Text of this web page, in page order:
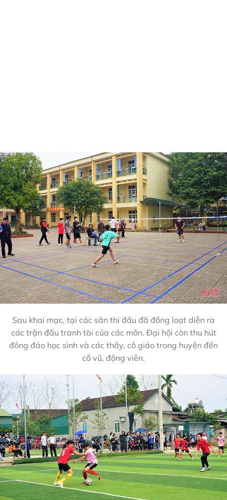
Sau khai mạc, tại các sân thi đấu đã đồng loạt diễn ra
các trận đấu tranh tài của các môn. Đại hội còn thu hút
đông đảo học sinh và các thầy, cô giáo trong huyện đến
cổ vũ, động viên.